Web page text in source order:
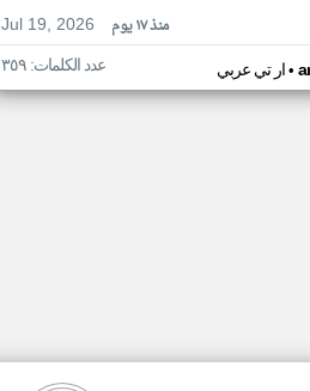
Jul 19, 2026
منذ ١٧ يوم
ار تي عربي• عدد الكلمات: ٣٥٩